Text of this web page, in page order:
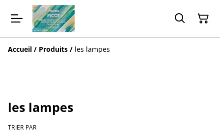
Accueil / Produits / les lampes
les lampes
TRIER PAR